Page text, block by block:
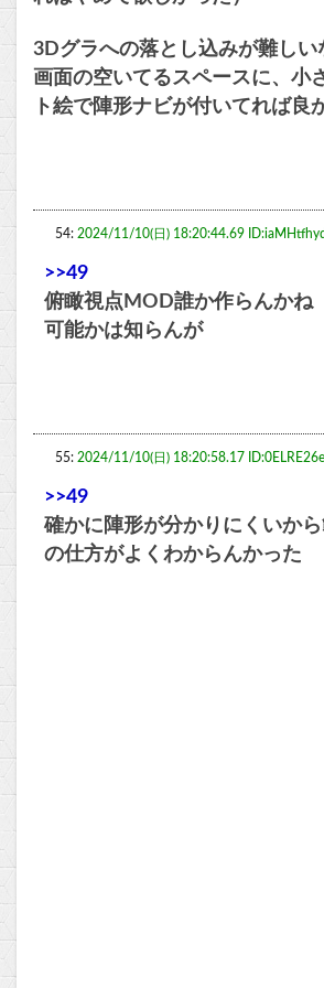
3Dグラへの落とし込みが難しい
画面の空いてるスペースに、小
ト絵で陣形ナビが付いてれば良
54: 2024/11/10(日) 18:20:44.69 ID:iaMHtfhyd
>>49
俯瞰視点MOD誰か作らんかね
可能かは知らんが
55: 2024/11/10(日) 18:20:58.17
>>49
確かに陣形が分かりにくいか
の仕方がよくわからんかった